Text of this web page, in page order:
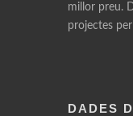
millor preu.
projectes
DADES